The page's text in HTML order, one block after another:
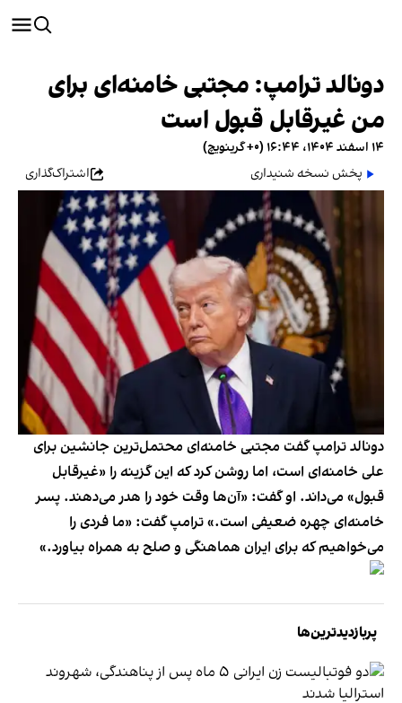
دونالد ترامپ: مجتبی خامنه‌ای برای
من غیرقابل قبول است
۱۴ اسفند ۱۴۰۴، ۱۶:۴۴ (‎+۰ گرینویچ)
پخش نسخه شنیداری
اشتراک‌گذاری
دونالد ترامپ گفت مجتبی خامنه‌ای محتمل‌ترین جانشین برای
علی خامنه‌ای است، اما روشن کرد که این گزینه را «غیرقابل
قبول» می‌داند. او گفت: «آن‌ها وقت خود را هدر می‌دهند. پسر
خامنه‌ای چهره ضعیفی است.» ترامپ گفت: «ما فردی را
می‌خواهیم که برای ایران هماهنگی و صلح به همراه بیاورد.»
پربازدیدترین‌ها